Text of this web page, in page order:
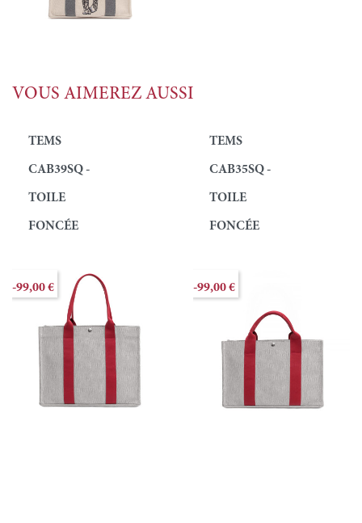
VOUS AIMEREZ AUSSI
TEMS
CAB39SQ -
TOILE
FONCÉE
-99,00 €
TEMS
CAB35SQ -
TOILE
FONCÉE
-99,00 €